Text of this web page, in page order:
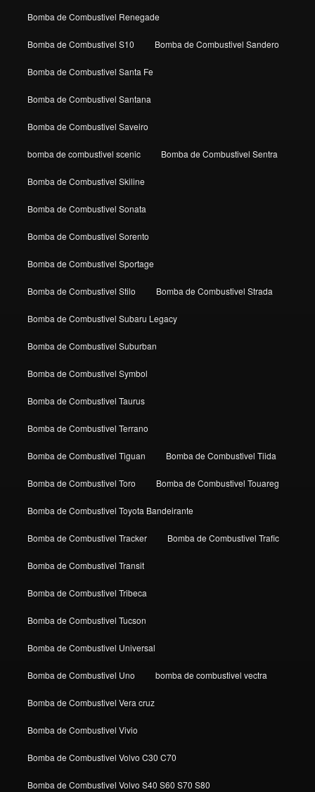
Bomba de Combustivel Renegade
Bomba de Combustivel S10 Bomba de Combustivel Sandero
Bomba de Combustivel Santa Fe
Bomba de Combustivel Santana
Bomba de Combustivel Saveiro
bomba de combustivel scenic Bomba de Combustivel Sentra
Bomba de Combustivel Skiline
Bomba de Combustivel Sonata
Bomba de Combustivel Sorento
Bomba de Combustivel Sportage
Bomba de Combustivel Stilo Bomba de Combustivel Strada
Bomba de Combustivel Subaru Legacy
Bomba de Combustivel Suburban
Bomba de Combustivel Symbol
Bomba de Combustivel Taurus
Bomba de Combustivel Terrano
Bomba de Combustivel Tiguan Bomba de Combustivel Tiida
Bomba de Combustivel Toro Bomba de Combustivel Touareg
Bomba de Combustivel Toyota Bandeirante
Bomba de Combustivel Tracker Bomba de Combustivel Trafic
Bomba de Combustivel Transit
Bomba de Combustivel Tribeca
Bomba de Combustivel Tucson
Bomba de Combustivel Universal
Bomba de Combustivel Uno bomba de combustivel vectra
Bomba de Combustivel Vera cruz
Bomba de Combustivel Vivio
Bomba de Combustivel Volvo C30 C70
Bomba de Combustivel Volvo S40 S60 S70 S80